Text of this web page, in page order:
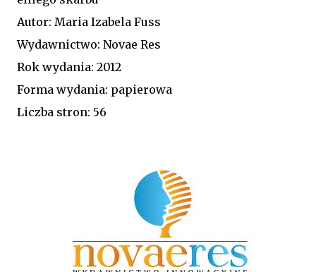
Autor: Maria Izabela Fuss
Wydawnictwo: Novae Res
Rok wydania: 2012
Forma wydania: papierowa
Liczba stron: 56